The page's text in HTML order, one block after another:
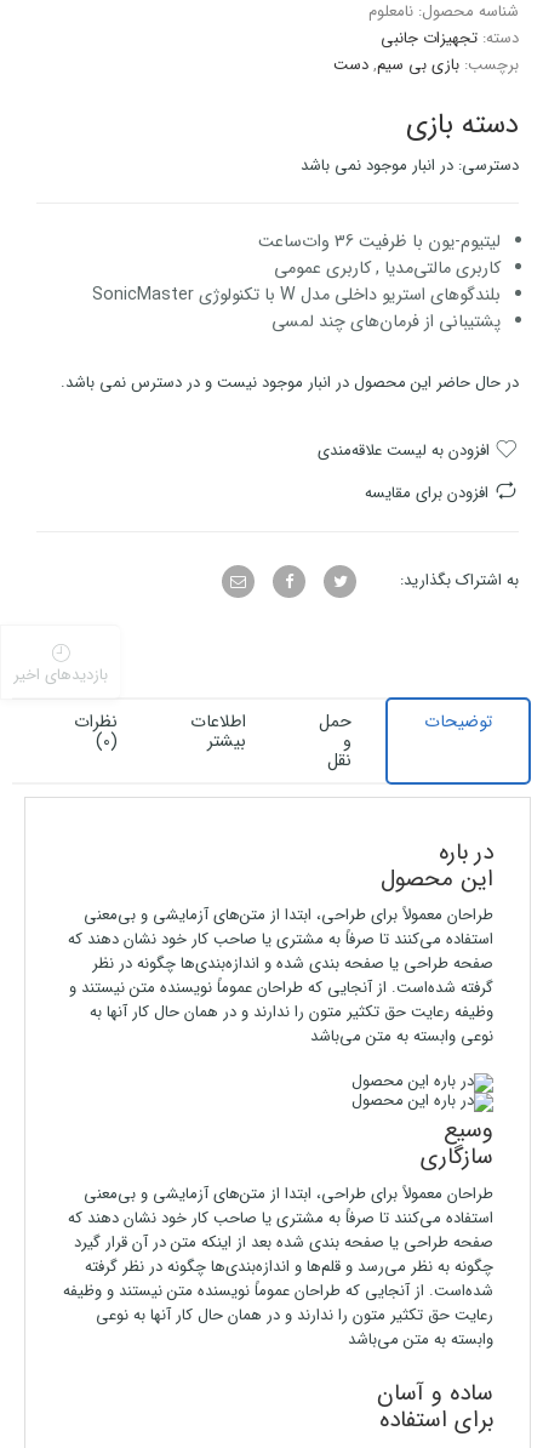
شناسه محصول: نامعلوم
دسته: تجهیزات جانبی
برچسب: بازی بی سیم,دست
دسته بازی
دسترسی: در انبار موجود نمی باشد
لیتیوم-یون با ظرفیت 36 وات‌ساعت
کاربری مالتی‌مدیا , کاربری عمومی
بلندگوهای استریو داخلی مدل W با تکنولوژی SonicMaster
پشتیبانی از فرمان‌های چند لمسی
در حال حاضر این محصول در انبار موجود نیست و در دسترس نمی باشد.
افزودن به لیست علاقه‌مندی
افزودن برای مقایسه
به اشتراک بگذارید:
توضیحات حمل
و
نقل
اطلاعات
بیشتر
نظرات
(0)
در باره
این محصول
طراحان معمولاً برای طراحی، ابتدا از متن‌های آزمایشی و بی‌معنی
استفاده می‌کنند تا صرفاً به مشتری یا صاحب کار خود نشان دهند که
صفحه طراحی یا صفحه بندی شده و اندازه‌بندی‌ها چگونه در نظر
گرفته شده‌است. از آنجایی که طراحان عموماً نویسنده متن نیستند و
وظیفه رعایت حق تکثیر متون را ندارند و در همان حال کار آنها به
نوعی وابسته به متن می‌باشد
وسیع
سازگاری
طراحان معمولاً برای طراحی، ابتدا از متن‌های آزمایشی و بی‌معنی
استفاده می‌کنند تا صرفاً به مشتری یا صاحب کار خود نشان دهند که
صفحه طراحی یا صفحه بندی شده بعد از اینکه متن در آن قرار گیرد
چگونه به نظر می‌رسد و قلم‌ها و اندازه‌بندی‌ها چگونه در نظر گرفته
شده‌است. از آنجایی که طراحان عموماً نویسنده متن نیستند و وظیفه
رعایت حق تکثیر متون را ندارند و در همان حال کار آنها به نوعی
وابسته به متن می‌باشد
ساده و آسان
برای استفاده
بازدیدهای اخیر